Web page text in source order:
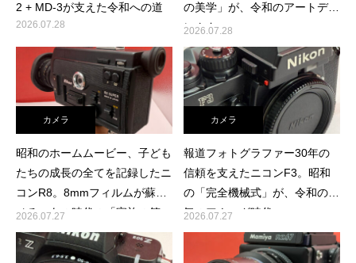
査定員ブログ
2 + MD-3が支えた令和への道
2026.07.28
の美学」が、令和のアートディ
レクターへ
2026.07.28
カメラ
昭和のホームムービー、子ども
たちの成長の全てを記録したニ
コンR8。8mmフィルムが蘇ら
せる、あの時代の「家族の笑
顔」
2026.07.27
カメラ
報道フォトグラファー30年の
信頼を支えたニコンF3。昭和
の「完全機械式」が、令和の本
気のアナログ時代へ
2026.07.27